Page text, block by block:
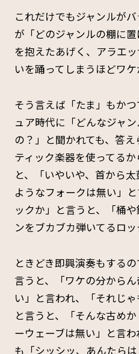
これだけでもジャンルが
が「どのジャンルの棚に
を抱えたあげく、アラエ
いを踊ってしまうほどワケ
そう言えば「たま」もか
ュア時代に「どんなジャ
の？」と聞かれても、答
ティック楽器を使ってる
と、「いやいや、首から
ようなフォークは無い」
ックか」と言うと、「桶
ンをブカブカ弾いてるロッ
ときどき即興演奏もする
言うと、「ワケの分から
い」と言われ、「それじゃ
と言うと、「そんな古め
ーウェーブは無い」と言
も「シッシッ、あんたら